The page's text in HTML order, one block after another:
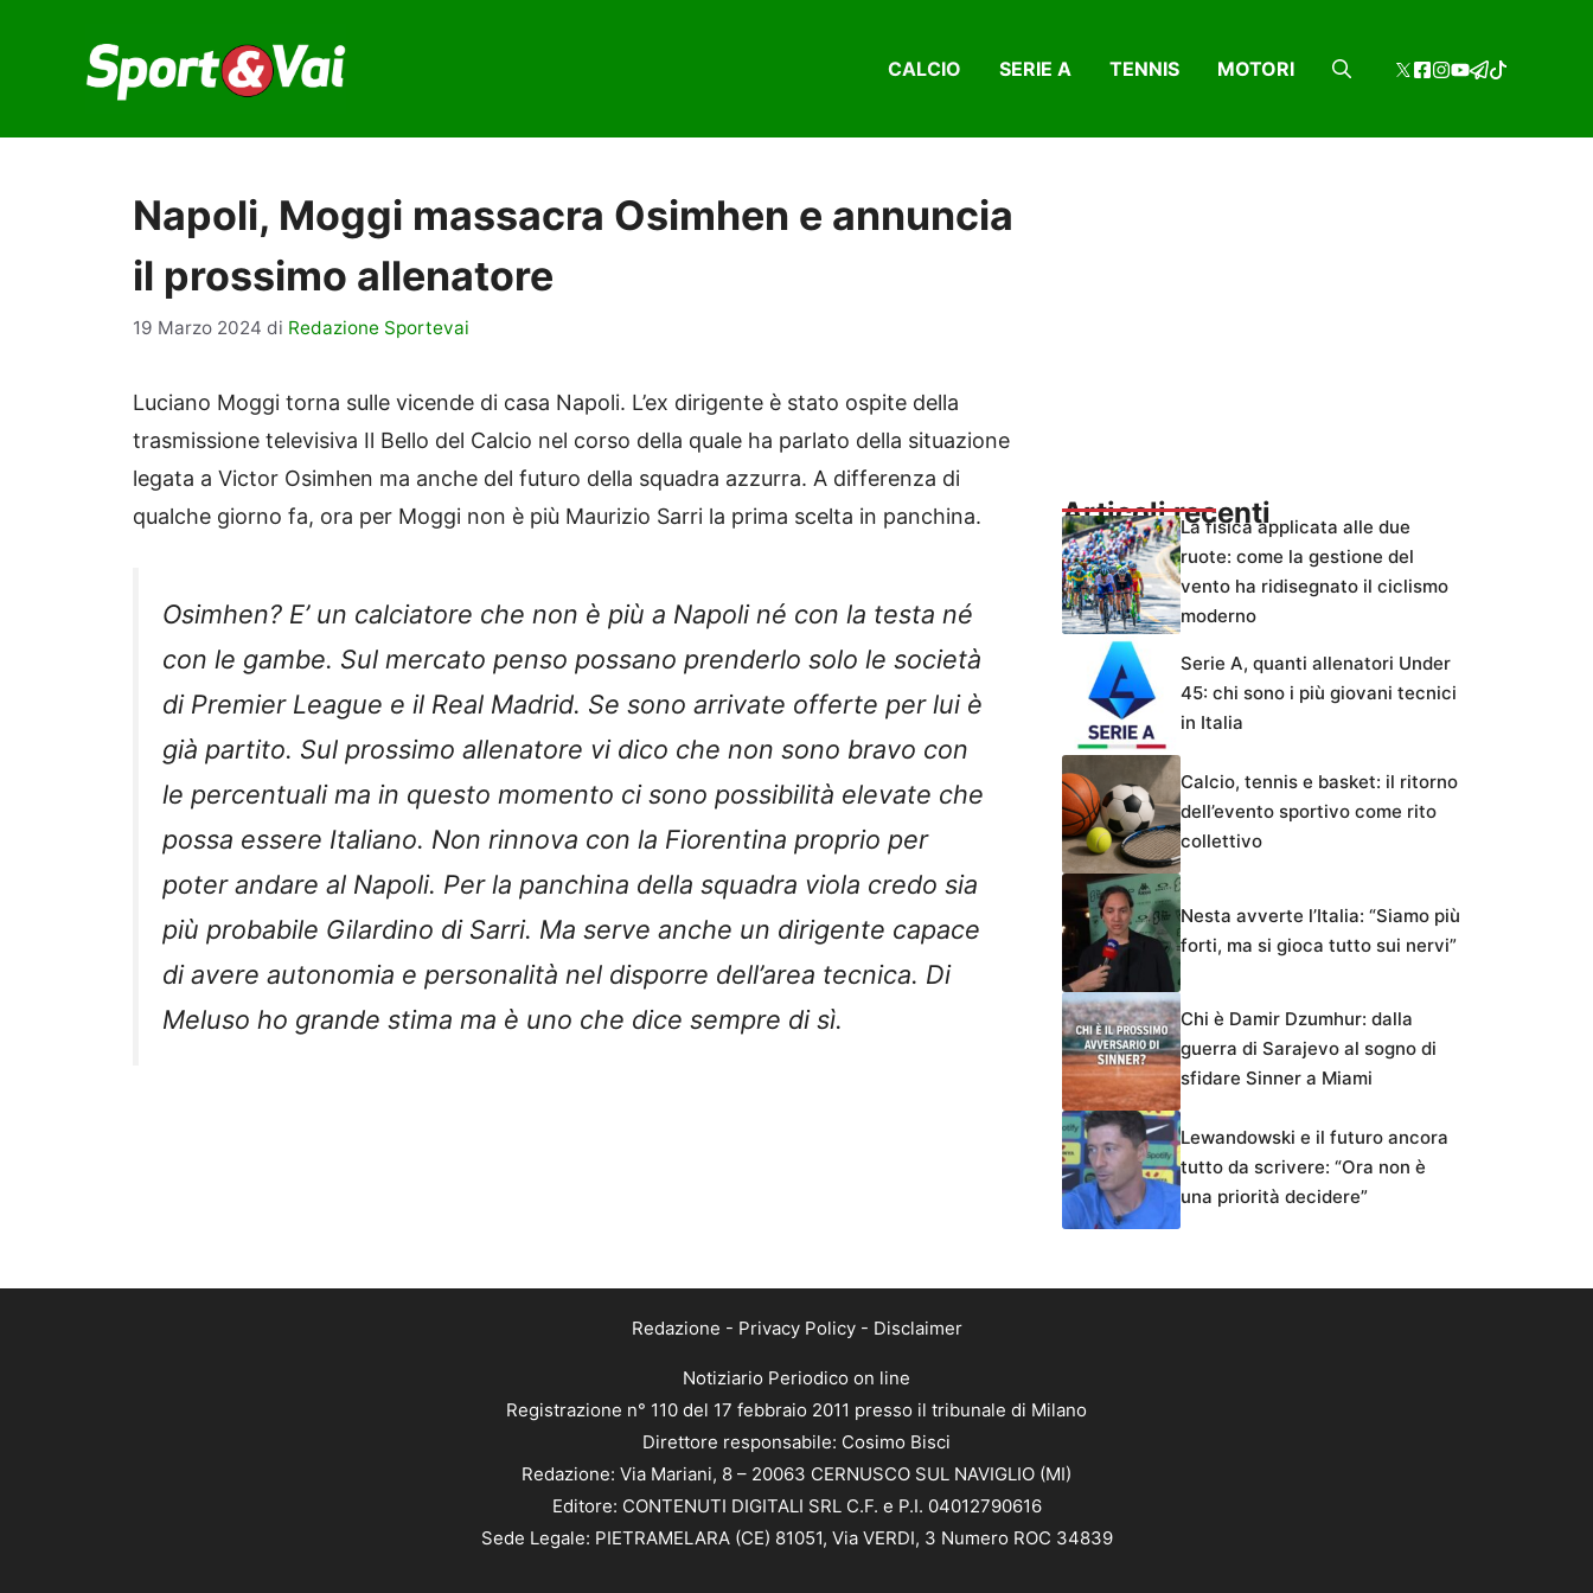
contenuto
CALCIO SERIE A TENNIS MOTORI
Napoli, Moggi massacra Osimhen e annuncia
il prossimo allenatore
19 Marzo 2024 di Redazione Sportevai
Luciano Moggi torna sulle vicende di casa Napoli. L’ex dirigente è stato ospite della
trasmissione televisiva Il Bello del Calcio nel corso della quale ha parlato della situazione
legata a Victor Osimhen ma anche del futuro della squadra azzurra. A differenza di
qualche giorno fa, ora per Moggi non è più Maurizio Sarri la prima scelta in panchina.
Osimhen? E’ un calciatore che non è più a Napoli né con la testa né
con le gambe. Sul mercato penso possano prenderlo solo le società
di Premier League e il Real Madrid. Se sono arrivate offerte per lui è
già partito. Sul prossimo allenatore vi dico che non sono bravo con
le percentuali ma in questo momento ci sono possibilità elevate che
possa essere Italiano. Non rinnova con la Fiorentina proprio per
poter andare al Napoli. Per la panchina della squadra viola credo sia
più probabile Gilardino di Sarri. Ma serve anche un dirigente capace
di avere autonomia e personalità nel disporre dell’area tecnica. Di
Meluso ho grande stima ma è uno che dice sempre di sì.
Articoli recentiLa fisica applicata alle due
ruote: come la gestione del
vento ha ridisegnato il ciclismo
moderno
Serie A, quanti allenatori Under
45: chi sono i più giovani tecnici
in Italia
Calcio, tennis e basket: il ritorno
dell’evento sportivo come rito
collettivo
Nesta avverte l’Italia: “Siamo più
forti, ma si gioca tutto sui nervi”
Chi è Damir Dzumhur: dalla
guerra di Sarajevo al sogno di
sfidare Sinner a Miami
Lewandowski e il futuro ancora
tutto da scrivere: “Ora non è
una priorità decidere”
Redazione - Privacy Policy- Disclaimer
Notiziario Periodico on line
Registrazione n° 110 del 17 febbraio 2011 presso il tribunale di Milano
Direttore responsabile: Cosimo Bisci
Redazione: Via Mariani, 8 – 20063 CERNUSCO SUL NAVIGLIO (MI)
Editore: CONTENUTI DIGITALI SRL C.F. e P.I. 04012790616
Sede Legale: PIETRAMELARA (CE) 81051, Via VERDI, 3 Numero ROC 34839